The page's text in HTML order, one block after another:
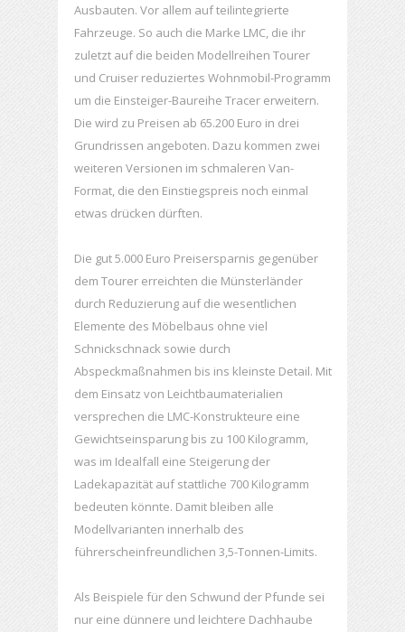
Ausbauten. Vor allem auf teilintegrierte
Fahrzeuge. So auch die Marke LMC, die ihr
zuletzt auf die beiden Modellreihen Tourer
und Cruiser reduziertes Wohnmobil-Programm
um die Einsteiger-Baureihe Tracer erweitern.
Die wird zu Preisen ab 65.200 Euro in drei
Grundrissen angeboten. Dazu kommen zwei
weiteren Versionen im schmaleren Van-
Format, die den Einstiegspreis noch einmal
etwas drücken dürften.
Die gut 5.000 Euro Preisersparnis gegenüber
dem Tourer erreichten die Münsterländer
durch Reduzierung auf die wesentlichen
Elemente des Möbelbaus ohne viel
Schnickschnack sowie durch
Abspeckmaßnahmen bis ins kleinste Detail. Mit
dem Einsatz von Leichtbaumaterialien
versprechen die LMC-Konstrukteure eine
Gewichtseinsparung bis zu 100 Kilogramm,
was im Idealfall eine Steigerung der
Ladekapazität auf stattliche 700 Kilogramm
bedeuten könnte. Damit bleiben alle
Modellvarianten innerhalb des
führerscheinfreundlichen 3,5-Tonnen-Limits.
Als Beispiele für den Schwund der Pfunde sei
nur eine dünnere und leichtere Dachhaube